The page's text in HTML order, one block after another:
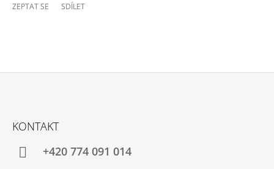
ZEPTAT SE SDÍLET
KONTAKT
+420 774 091 014